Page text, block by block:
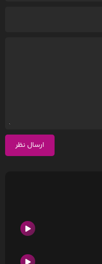
ارسال نظر